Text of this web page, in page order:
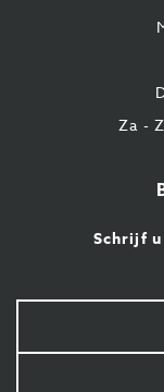
Za -
Schrijf